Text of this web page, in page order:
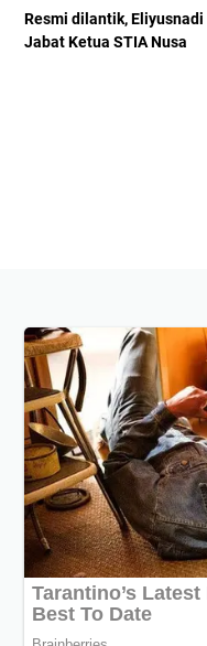
Resmi dilantik, Eliyusnadi
Jabat Ketua STIA Nusa